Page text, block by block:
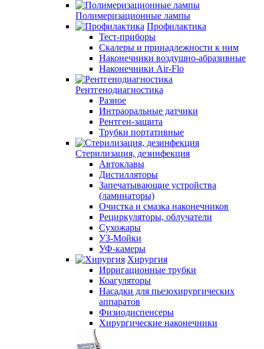
Полимеризационные лампы
Профилактика
Тест-приборы
Скалеры и принадлежности к ним
Наконечники воздушно-абразивные
Наконечники Air-Flo
Рентгенодиагностика
Разное
Интраоральные датчики
Рентген-защита
Трубки портативные
Стерилизация, дезинфекция
Автоклавы
Дистилляторы
Запечатывающие устройства
(ламинаторы)
Очистка и смазка наконечников
Рециркуляторы, облучатели
Сухожары
УЗ-Мойки
УФ-камеры
Хирургия
Ирригационные трубки
Коагуляторы
Насадки для пьезохирургических
аппаратов
Физиодиспенсеры
Хирургические наконечники